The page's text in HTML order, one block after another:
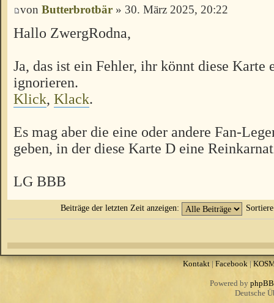
von Butterbrotbär » 30. März 2025, 20:22
Hallo ZwergRodna,
Ja, das ist ein Fehler, ihr könnt diese Karte
ignorieren.
Klick, Klack.
Es mag aber die eine oder andere Fan-
geben, in der diese Karte D eine
LG BBB
Beiträge der letzten Zeit anzeigen:
Kontakt|Facebook|
Powered by phpBB
Deutsche